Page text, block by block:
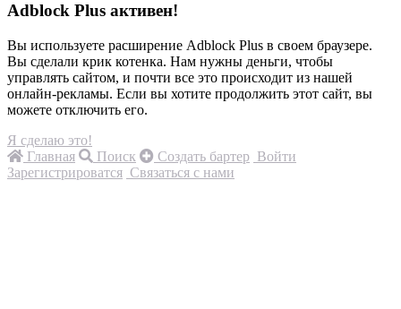
Adblock Plus активен!
Вы используете расширение Adblock Plus в своем браузере.
Вы сделали крик котенка. Нам нужны деньги, чтобы
управлять сайтом, и почти все это происходит из нашей
онлайн-рекламы. Если вы хотите продолжить этот сайт, вы
можете отключить его.
Я сделаю это!
Главная
Поиск Создать бартер Войти
Зарегистрироватся Связаться с нами